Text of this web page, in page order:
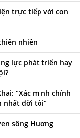
trực tiếp với con
nhiên
lực phát triển hay
“Xác minh chính
nhất đời tôi”
sông Hương